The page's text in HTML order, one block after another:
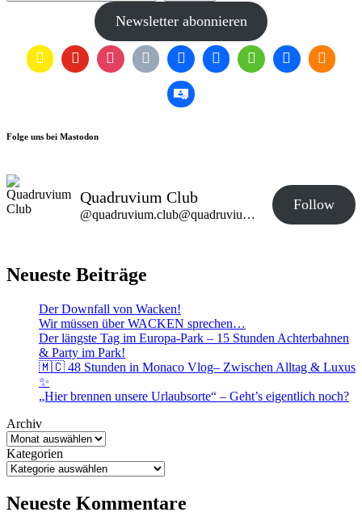
Newsletter abonnieren
Folge uns bei Mastodon
Quadruvium Club
@quadruvium.club@quadruvium.club
Follow
Neueste Beiträge
Der Downfall von Wacken!
Wir müssen über WACKEN sprechen…
Der längste Tag im Europa-Park – 15 Stunden Achterbahnen
& Party im Park!
🇲🇨 48 Stunden in Monaco Vlog– Zwischen Alltag & Luxus
✨
„Hier brennen unsere Urlaubsorte“ – Geht’s eigentlich noch?
Archiv
Kategorien
Neueste Kommentare